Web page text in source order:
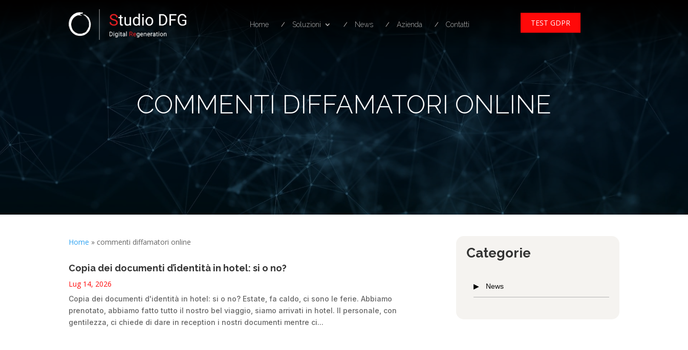
Home Soluzioni News Azienda Contatti TEST GDPR
COMMENTI DIFFAMATORI ONLINE
Home » commenti diffamatori online
Copia dei documenti d’identità in hotel: si o no?
Lug 14, 2026
Copia dei documenti d'identità in hotel: si o no? Estate, fa caldo, ci sono le ferie. Abbiamo
prenotato, abbiamo fatto tutto il nostro bel viaggio, siamo arrivati in hotel. Il personale, con
gentilezza, ci chiede di dare in reception i nostri documenti mentre ci...
Categorie
News